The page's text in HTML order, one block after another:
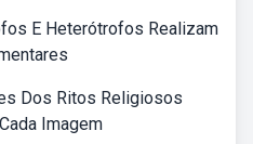
E Heterótrofos Realizam
Dos Ritos Religiosos
Imagem